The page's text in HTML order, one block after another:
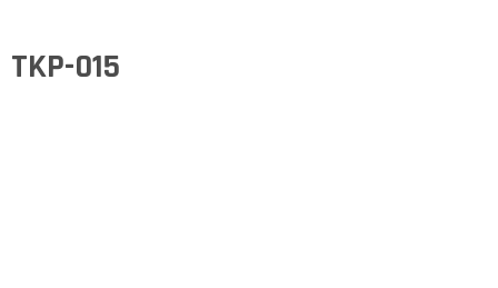
TKP-015